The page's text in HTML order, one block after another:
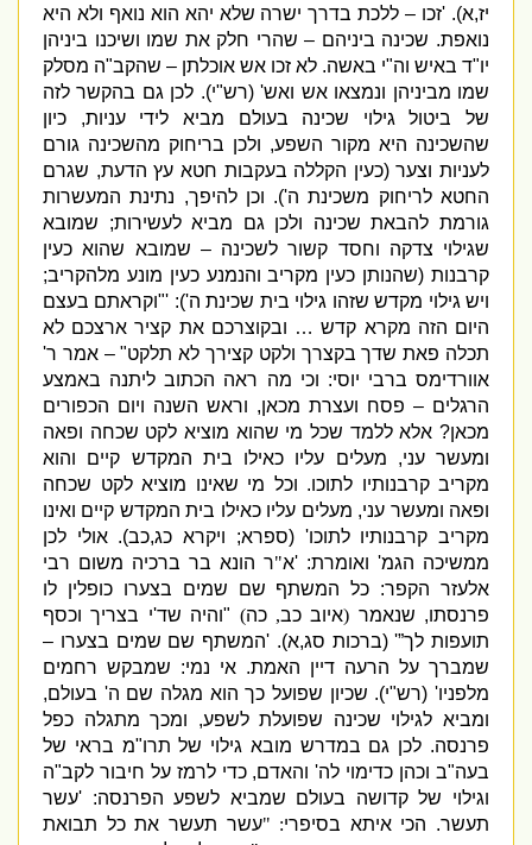
א). 'זכו – ללכת בדרך ישרה שלא יהא הוא נואף ולא היא
נואפת.שכינה ביניהם – שהרי חלק את שמו ושיכנו ביניהן
ד באיש וה "י באשה.לא זכו אש אוכלתן – שהקב"ה מסלק
שמו מביניהן ונמצאו אש ואש' (רש"י).לכן גם בהקשר לזה
של ביטול גילוי שכינה בעולם מביא לידי עניות,כיון
שהשכינה היא מקור השפע,ולכן בריחוק מהשכינה גורם
לעניות וצער(כעין הקללה בעקבות חטא עץ הדעת,שגרם
החטא לריחוק משכינת ה ').וכן להיפך,נתינת המעשרות
גורמת להבאת שכינה ולכן גם מביא לעשירות;שמובא
שגילוי צדקה וחסד קשור לשכינה – שמובא שהוא כעין
קרבנות(שהנותן כעין מקריב והנמנע כעין מונע מלהקריב;
ויש גילוי מקדש שזהו גילוי בית שכינת ה'): '"וקראתם בעצם
היום הזה מקרא קדש … ובקוצרכם את קציר ארצכם לא
תכלה פאת שדך בקצרך ולקט קצירך לא תלקט" – אמר ר'
אוורדימס ברבי יוסי:וכי מה ראה הכתוב ליתנה באמצע
הרגלים – פסח ועצרת מכאן,וראש השנה ויום הכפורים
מכאן?אלא ללמד שכל מי שהוא מוציא לקט שכחה ופאה
ומעשר עני,מעלים עליו כאילו בית המקדש קיים והוא
מקריב קרבנותיו לתוכו.וכל מי שאינו מוציא לקט שכחה
ופאה ומעשר עני,מעלים עליו כאילו בית המקדש קיים ואינו
מקריב קרבנותיו לתוכו' (ספרא;ויקרא כג ,כב).אולי לכן
ממשיכה הגמ'ואומרת: 'א "רהונא בר ברכיהמשום ר בי
אלעזר הקפר:כל המשתף שם שמים בצערו כופלין לו
פרנסתו,שנאמר(איוב כב,כה)
"והיה שד'י בצריך וכסף
תועפות לך”' (ברכות סג,א). 'המשתף שם שמים בצערו –
שמברך על הרעה דיין האמת.אי נמי:שמבקש רחמים
מלפניו' (רש"י).שכיון שפועל כך הוא מגלה שם ה 'בעולם,
ומביא לגילוי שכינה שפועלת לשפע,ומכך מתגלה כפל
פרנסה.לכן גם במדרש מובא גילוי של תרו"מ בראי של
בעה"ב וכהן כדימוי לה'והאדם,כדי לרמז על חיבור לקב"ה
וגילוי של קדושה בעולם שמביא לשפע הפרנסה:
'עשר
תעשר.הכי איתא בסיפרי: " עשר תעשר את כל תבואת